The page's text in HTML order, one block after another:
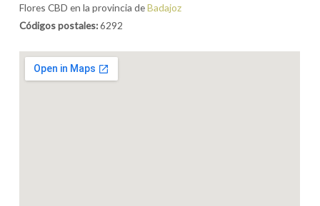
Flores CBD en la provincia deBadajoz
Códigos postales:6292